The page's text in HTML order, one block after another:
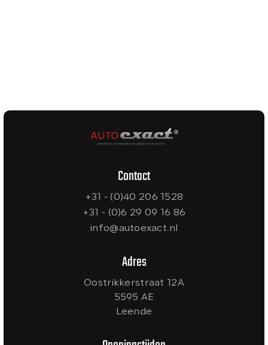
Contact
+31 - (0)40 206 1528
+31 - (0)6 29 09 16 86
info@autoexact.nl
Adres
Oostrikkerstraat 12A
5595 AE
Leende